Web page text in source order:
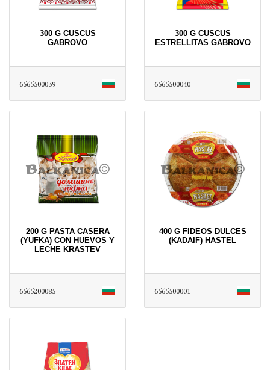
300 G CUSCUS
GABROVO
6565500039
300 G CUSCUS
ESTRELLITAS GABROVO
6565500040
200 G PASTA CASERA
(YUFKA) CON HUEVOS Y
LECHE KRASTEV
6565200085
400 G FIDEOS DULCES
(KADAIF) HASTEL
6565500001